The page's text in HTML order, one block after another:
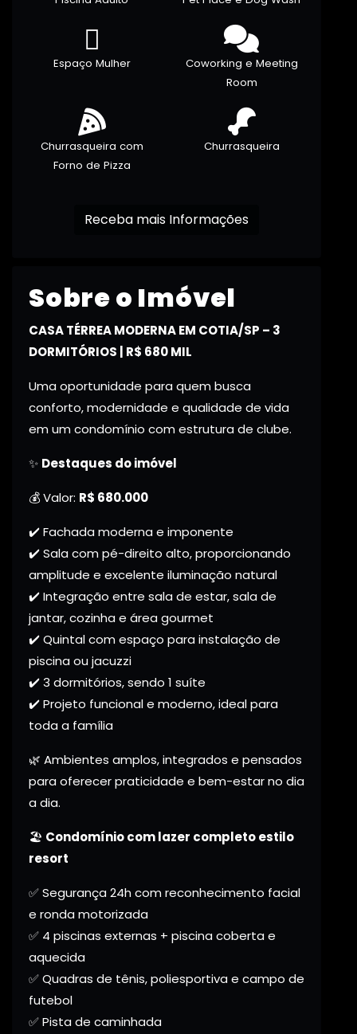
Espaço Mulher
Coworking e Meeting
Room
Churrasqueira com
Forno de Pizza
Churrasqueira
Receba mais Informações
Sobre o Imóvel
CASA TÉRREA MODERNA EM COTIA/SP – 3
DORMITÓRIOS | R$ 680 MIL
Uma oportunidade para quem busca
conforto, modernidade e qualidade de vida
em um condomínio com estrutura de clube.
✨ Destaques do imóvel
💰 Valor: R$ 680.000
✔️ Fachada moderna e imponente
✔️ Sala com pé-direito alto, proporcionando
amplitude e excelente iluminação natural
✔️ Integração entre sala de estar, sala de
jantar, cozinha e área gourmet
✔️ Quintal com espaço para instalação de
piscina ou jacuzzi
✔️ 3 dormitórios, sendo 1 suíte
✔️ Projeto funcional e moderno, ideal para
toda a família
🌿 Ambientes amplos, integrados e pensados
para oferecer praticidade e bem-estar no dia
a dia.
🏖️ Condomínio com lazer completo estilo
resort
✅ Segurança 24h com reconhecimento facial
e ronda motorizada
✅ 4 piscinas externas + piscina coberta e
aquecida
✅ Quadras de tênis, poliesportiva e campo de
futebol
✅ Pista de caminhada